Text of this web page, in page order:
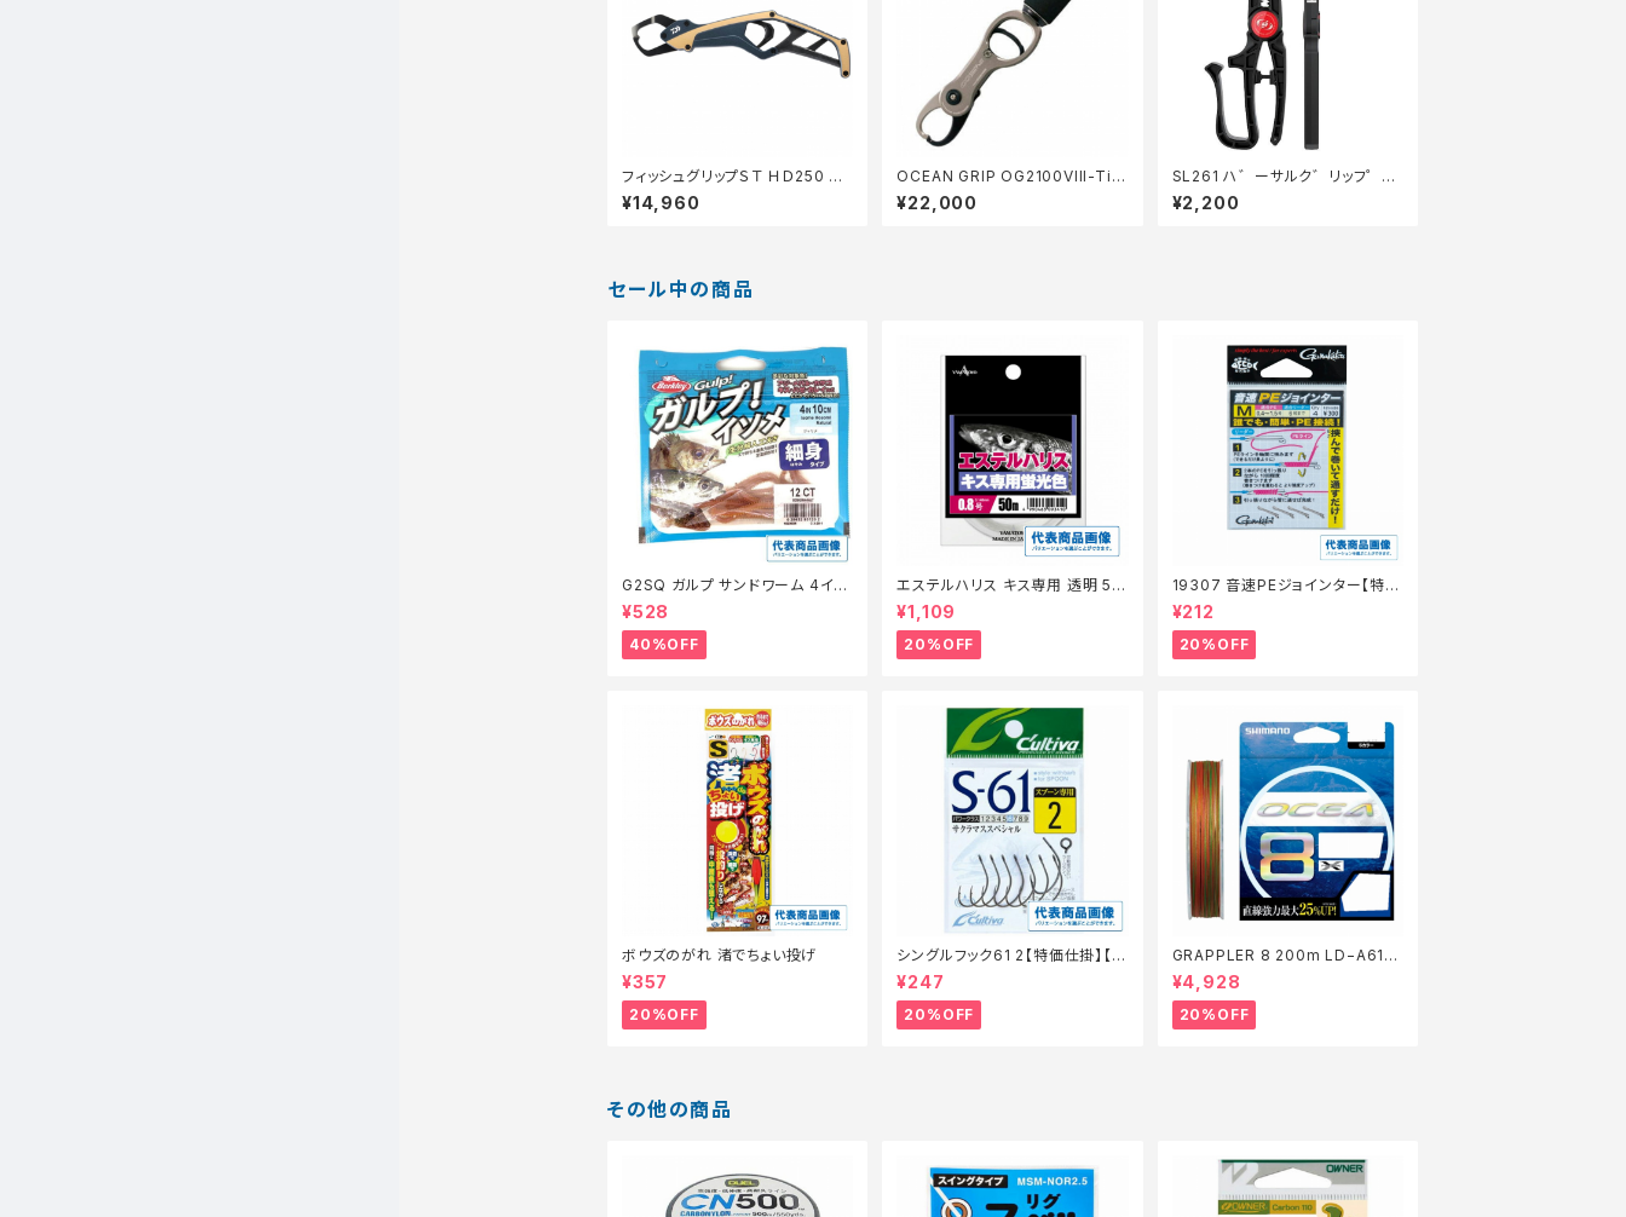
フィッシュグリップＳＴ ＨＤ250 デ
ィープブルー
¥14,960
OCEAN GRIP OG2100VIII-Ti(2
4) チタン
¥22,000
SL261 ハ゛ーサルク゛リッフ゜
フ゛ラック
¥2,200
セール中の商品
G2SQ ガルプ サンドワーム 4イン
チ イソメ細身青イソメ(Camo)【特
価餌】【40】
¥528
40%OFF
エステルハリス キス専用 透明 50
m 0.6
¥1,109
20%OFF
19307 音速PEジョインター【特価
仕掛】【20】
¥212
20%OFF
ボウズのがれ 渚でちょい投げ
¥357
20%OFF
シングルフック61 2【特価仕掛】【2
0】
¥247
20%OFF
GRAPPLER 8 200m LD−A61S
5色 8【特価仕掛】【20】
¥4,928
20%OFF
その他の商品